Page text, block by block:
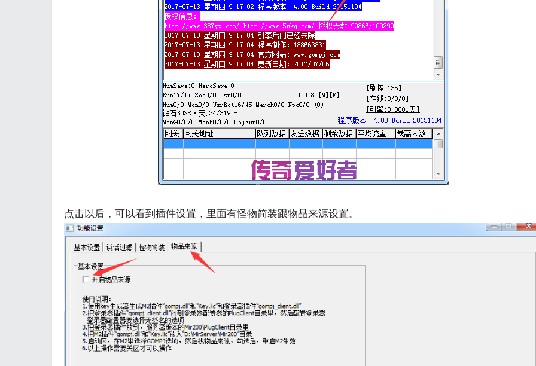
点击以后，可以看到插件设置，里面有怪物简装跟物品来源设置。